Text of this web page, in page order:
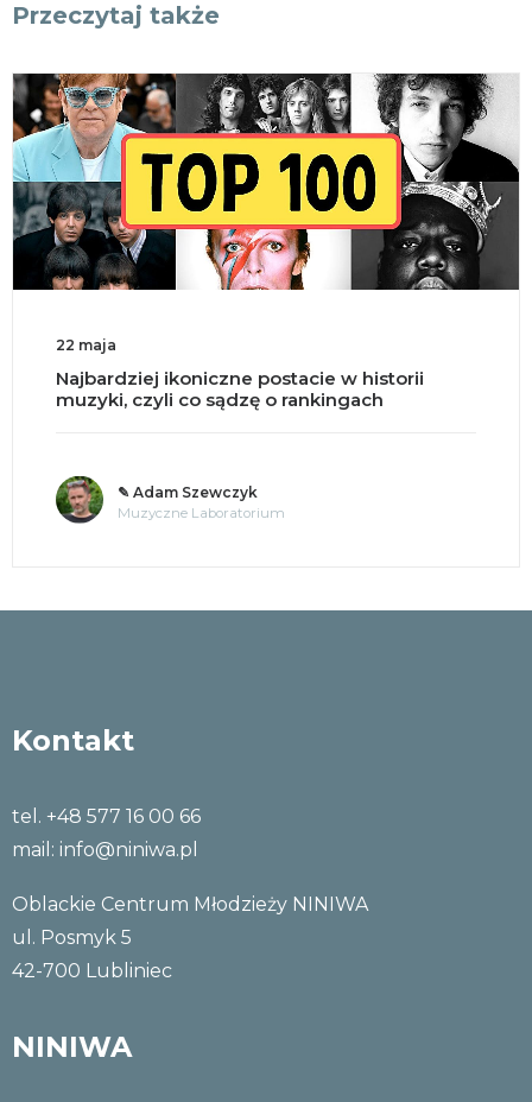
Przeczytaj także
18 maja
Split brain, czyli co się dzieje po przecięciu
mózgu na pół?
✎ o. Andrzej Jastrzębski OMI
Tajemnice umysłu
Kontakt
tel. +48 577 16 00 66
mail: info@niniwa.pl
Oblackie Centrum Młodzieży NINIWA
ul. Posmyk 5
42-700 Lubliniec
NINIWA